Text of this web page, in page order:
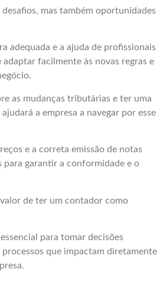
desafios, mas também oportunidades
adequada e a ajuda de profissionais
facilmente às novas regras e
as mudanças tributárias e ter uma
a empresa a navegar por esse
e a correta emissão de notas
para garantir a conformidade e o
de ter um contador como
para tomar decisões
que impactam diretamente